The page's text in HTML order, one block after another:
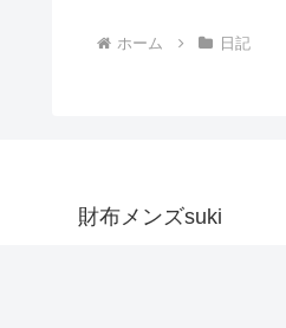
ホーム 日記
財布メンズsuki